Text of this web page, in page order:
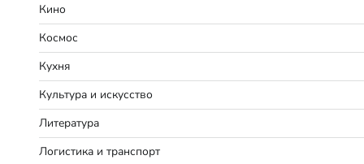
Кино
Космос
Кухня
Культура и искусство
Литература
Логистика и транспорт